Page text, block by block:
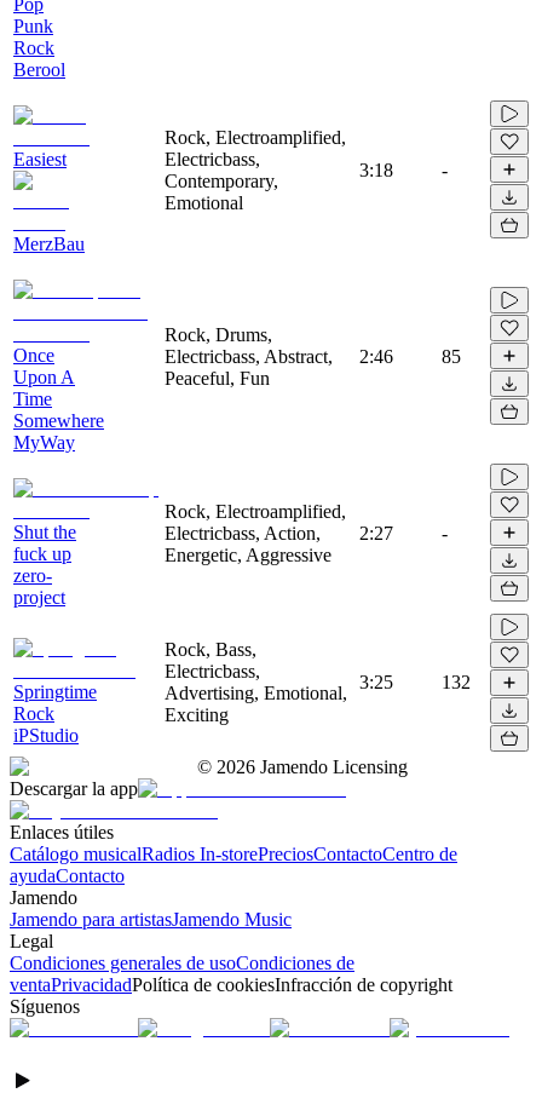
Punk
Rock
Berool
Easiest
MerzBau
Rock, Electroamplified,
Electricbass,
Contemporary,
Emotional
3:18 -
Once
Upon A
Time
Somewhere
MyWay
Rock, Drums,
Electricbass, Abstract,
Peaceful, Fun
2:46 85
Shut the
fuck up
zero-
project
Rock, Electroamplified,
Electricbass, Action,
Energetic, Aggressive
2:27 -
Springtime
Rock
iPStudio
Rock, Bass,
Electricbass,
Advertising, Emotional,
Exciting
3:25 132
© 2026 Jamendo Licensing
Descargar la app
Enlaces útiles
Catálogo musicalRadios In-storePreciosContactoCentro de
ayudaContacto
Jamendo
Jamendo para artistasJamendo Music
Legal
Condiciones generales de usoCondiciones de
ventaPrivacidadPolítica de cookiesInfracción de copyright
Síguenos